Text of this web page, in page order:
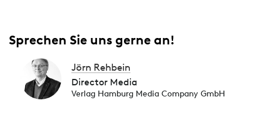
Sprechen Sie uns gerne an!
Jörn Rehbein
Director Media
Verlag Hamburg Media Company GmbH